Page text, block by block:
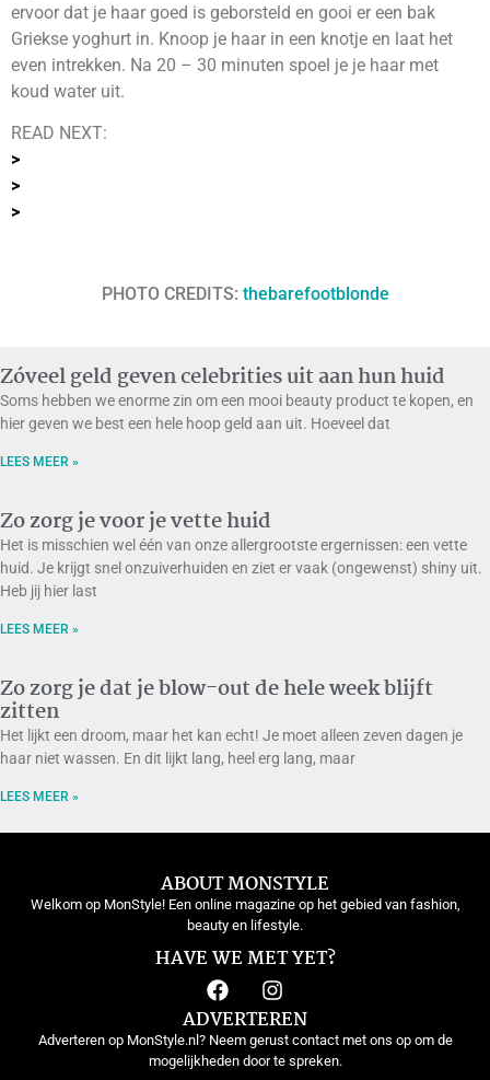
ervoor dat je haar goed is geborsteld en gooi er een bak
Griekse yoghurt in. Knoop je haar in een knotje en laat het
even intrekken. Na 20 – 30 minuten spoel je je haar met
koud water uit.
READ NEXT:
>
>
>
PHOTO CREDITS: thebarefootblonde
Zóveel geld geven celebrities uit aan hun huid
Soms hebben we enorme zin om een mooi beauty product te kopen, en
hier geven we best een hele hoop geld aan uit. Hoeveel dat
LEES MEER »
Zo zorg je voor je vette huid
Het is misschien wel één van onze allergrootste ergernissen: een vette
huid. Je krijgt snel onzuiverhuiden en ziet er vaak (ongewenst) shiny uit.
Heb jij hier last
LEES MEER »
Zo zorg je dat je blow-out de hele week blijft
zitten
Het lijkt een droom, maar het kan echt! Je moet alleen zeven dagen je
haar niet wassen. En dit lijkt lang, heel erg lang, maar
LEES MEER »
ABOUT MONSTYLE
Welkom op MonStyle! Een online magazine op het gebied van fashion,
beauty en lifestyle.
HAVE WE MET YET?
ADVERTEREN
Adverteren op MonStyle.nl? Neem gerust contact met ons op om de
mogelijkheden door te spreken.